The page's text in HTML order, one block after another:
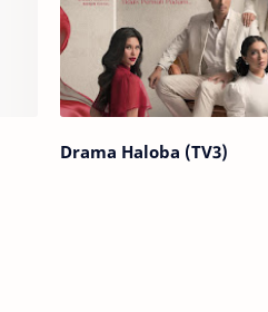
Drama Haloba (TV3)